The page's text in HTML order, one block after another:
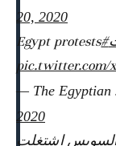
20, 2020
Egypt protests
pic.twitter.com/
— The Egyptian
2020
السويس اشتغلت